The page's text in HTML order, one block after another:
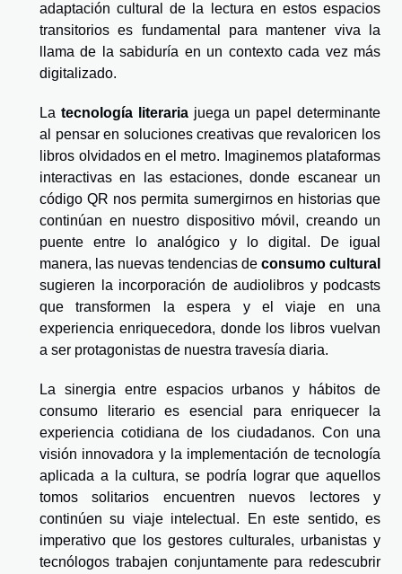
adaptación cultural de la lectura en estos espacios
transitorios es fundamental para mantener viva la
llama de la sabiduría en un contexto cada vez más
digitalizado.
La tecnología literariajuega un papel determinante
al pensar en soluciones creativas que revaloricen los
libros olvidados en el metro. Imaginemos plataformas
interactivas en las estaciones, donde escanear un
código QR nos permita sumergirnos en historias que
continúan en nuestro dispositivo móvil, creando un
puente entre lo analógico y lo digital. De igual
manera, las nuevas tendencias de consumo cultural
sugieren la incorporación de audiolibros y podcasts
que transformen la espera y el viaje en una
experiencia enriquecedora, donde los libros vuelvan
a ser protagonistas de nuestra travesía diaria.
La sinergia entre espacios urbanos y hábitos de
consumo literario es esencial para enriquecer la
experiencia cotidiana de los ciudadanos. Con una
visión innovadora y la implementación de tecnología
aplicada a la cultura, se podría lograr que aquellos
tomos solitarios encuentren nuevos lectores y
continúen su viaje intelectual. En este sentido, es
imperativo que los gestores culturales, urbanistas y
tecnólogos trabajen conjuntamente para redescubrir